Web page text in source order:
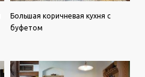
Большая коричневая кухня с
буфетом